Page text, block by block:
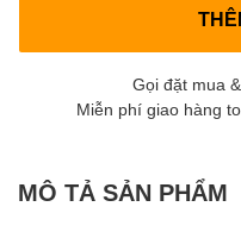
Gọi đặt mua
Miễn phí giao hàng
MÔ TẢ SẢN PHẨM